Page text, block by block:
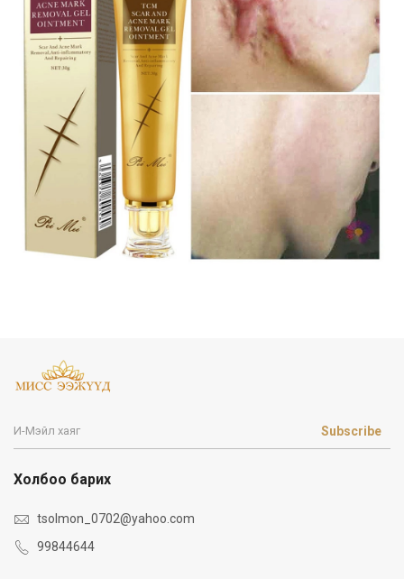
Subscribe
Холбоо барих
tsolmon_0702@yahoo.com
99844644